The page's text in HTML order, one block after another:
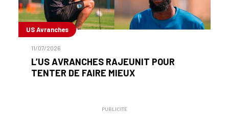
US Avranches
11/07/2026
L’US AVRANCHES RAJEUNIT POUR
TENTER DE FAIRE MIEUX
PUBLICITÉ